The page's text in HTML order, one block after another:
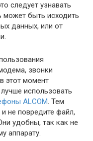
следует узнавать
может быть исходить
данных, или от
звонки
этот момент
использовать
ALCOM. Тем
не повредите файл,
удобны, так как не
аппарату.